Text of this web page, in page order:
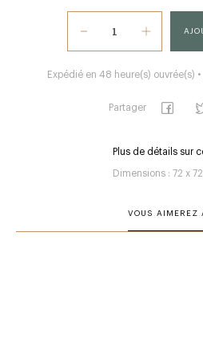
Expédié en 48 heure(s) ouvrée(s)
Partager
Plus de détails sur
Dimensions : 72 x
VOUS AIMEREZ